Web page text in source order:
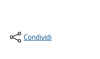
Condividi